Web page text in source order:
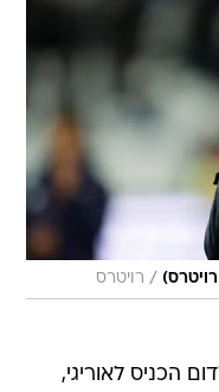
/ רויטרס
הכניס לאוריגי,